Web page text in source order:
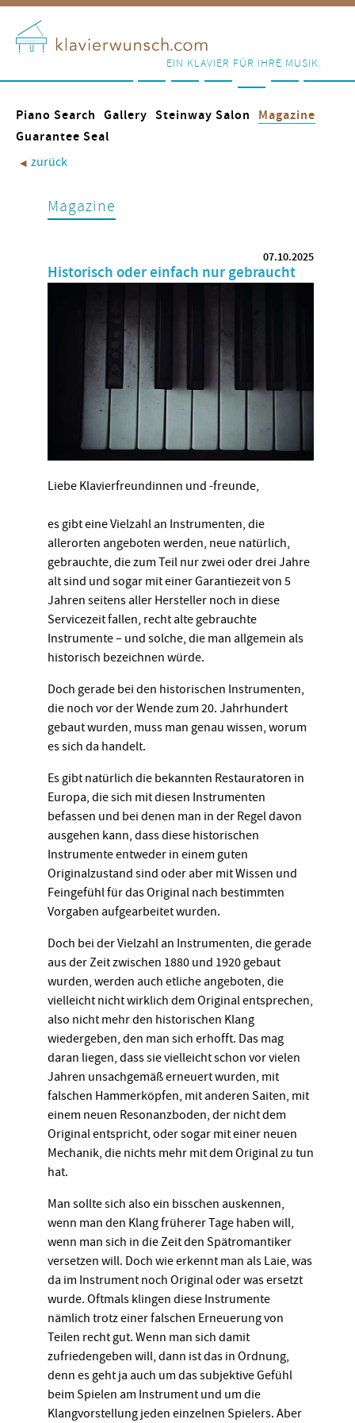
EIN KLAVIER FÜR IHRE MUSIK.
Piano Search Gallery Steinway Salon
Magazine
Guarantee Seal
◀︎ zurück
Magazine
07.10.2025
Historisch oder einfach nur gebraucht
Liebe Klavierfreundinnen und -freunde,
es gibt eine Vielzahl an Instrumenten, die
allerorten angeboten werden, neue natürlich,
gebrauchte, die zum Teil nur zwei oder drei Jahre
alt sind und sogar mit einer Garantiezeit von 5
Jahren seitens aller Hersteller noch in diese
Servicezeit fallen, recht alte gebrauchte
Instrumente – und solche, die man allgemein als
historisch bezeichnen würde.
Doch gerade bei den historischen Instrumenten,
die noch vor der Wende zum 20. Jahrhundert
gebaut wurden, muss man genau wissen, worum
es sich da handelt.
Es gibt natürlich die bekannten Restauratoren in
Europa, die sich mit diesen Instrumenten
befassen und bei denen man in der Regel davon
ausgehen kann, dass diese historischen
Instrumente entweder in einem guten
Originalzustand sind oder aber mit Wissen und
Feingefühl für das Original nach bestimmten
Vorgaben aufgearbeitet wurden.
Doch bei der Vielzahl an Instrumenten, die gerade
aus der Zeit zwischen 1880 und 1920 gebaut
wurden, werden auch etliche angeboten, die
vielleicht nicht wirklich dem Original entsprechen,
also nicht mehr den historischen Klang
wiedergeben, den man sich erhofft. Das mag
daran liegen, dass sie vielleicht schon vor vielen
Jahren unsachgemäß erneuert wurden, mit
falschen Hammerköpfen, mit anderen Saiten, mit
einem neuen Resonanzboden, der nicht dem
Original entspricht, oder sogar mit einer neuen
Mechanik, die nichts mehr mit dem Original zu tun
hat.
Man sollte sich also ein bisschen auskennen,
wenn man den Klang früherer Tage haben will,
wenn man sich in die Zeit den Spätromantiker
versetzen will. Doch wie erkennt man als Laie, was
da im Instrument noch Original oder was ersetzt
wurde. Oftmals klingen diese Instrumente
nämlich trotz einer falschen Erneuerung von
Teilen recht gut. Wenn man sich damit
zufriedengeben will, dann ist das in Ordnung,
denn es geht ja auch um das subjektive Gefühl
beim Spielen am Instrument und um die
Klangvorstellung jeden einzelnen Spielers. Aber